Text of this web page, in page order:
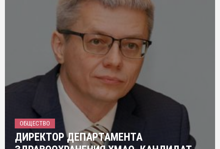
ОБЩЕСТВО
ДИРЕКТОР ДЕПАРТАМЕНТА